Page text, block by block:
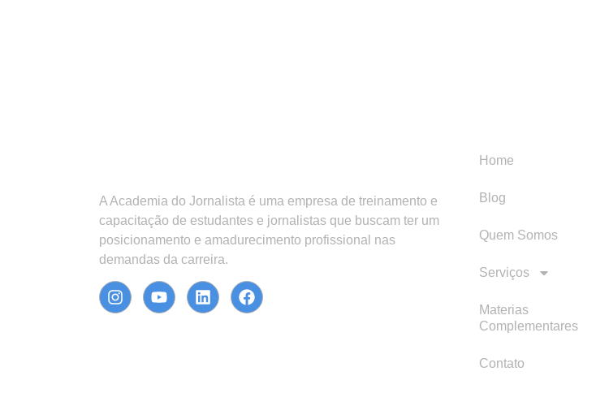
A Academia do Jornalista é uma empresa de treinamento e
capacitação de estudantes e jornalistas que buscam ter um
posicionamento e amadurecimento profissional nas
demandas da carreira.
Home
Blog
Quem Somos
Serviços
Materias
Complementares
Contato